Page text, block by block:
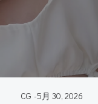
CG -5月 30, 2026